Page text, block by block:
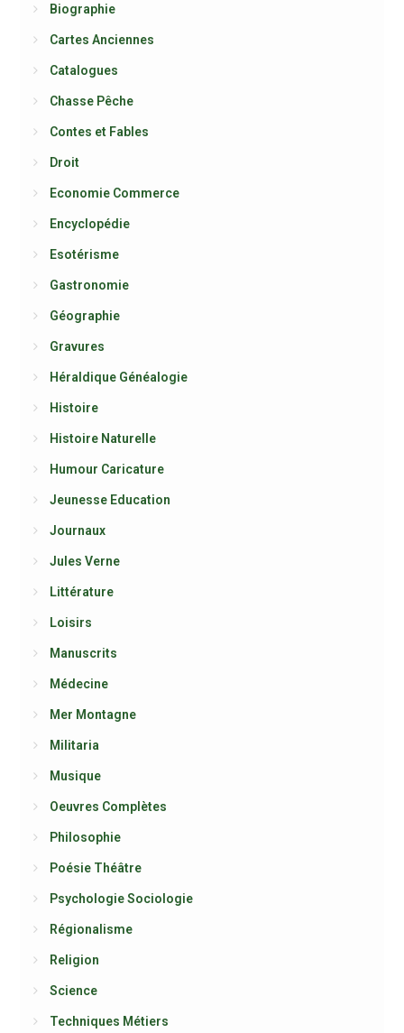
Biographie
Cartes Anciennes
Catalogues
Chasse Pêche
Contes et Fables
Droit
Economie Commerce
Encyclopédie
Esotérisme
Gastronomie
Géographie
Gravures
Héraldique Généalogie
Histoire
Histoire Naturelle
Humour Caricature
Jeunesse Education
Journaux
Jules Verne
Littérature
Loisirs
Manuscrits
Médecine
Mer Montagne
Militaria
Musique
Oeuvres Complètes
Philosophie
Poésie Théâtre
Psychologie Sociologie
Régionalisme
Religion
Science
Techniques Métiers